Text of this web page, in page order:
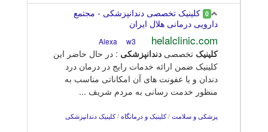
0 کلینیک تخصصی دندانپزشکی - مجتمع
دارویی درمانی هلال ایران
helalclinic.com
w3
کلینیک تخصصی دندانپزشکی : در حال حاضر این
کلینیک ضمن ارائه خدمات رایج در درمان درد
دندان و یا عفونت های آن امکاناتی مناسب به
منظور خدمت رسانی به مردم شریف ...
پزشکی و سلامت /کلینیک و درمانگاه /کلینیک دندانپزشکی